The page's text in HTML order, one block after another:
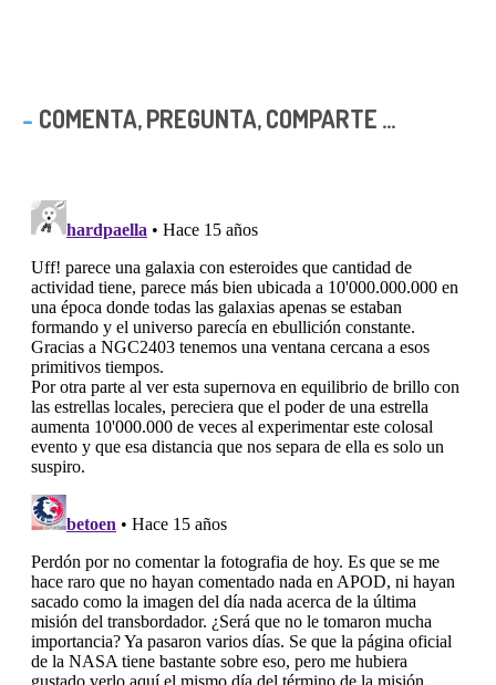
COMENTA, PREGUNTA, COMPARTE ...